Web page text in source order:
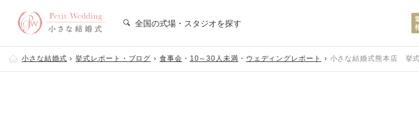
全国の式場・スタジオを探す
小さな結婚式 挙式レポート・ブログ 食事会 ・ 10～30人未満 ・ ウェディングレポート 小さな結婚式熊本店 挙